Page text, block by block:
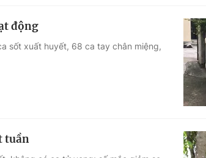
động
sốt xuất huyết, 68 ca tay chân miệng,
tuần